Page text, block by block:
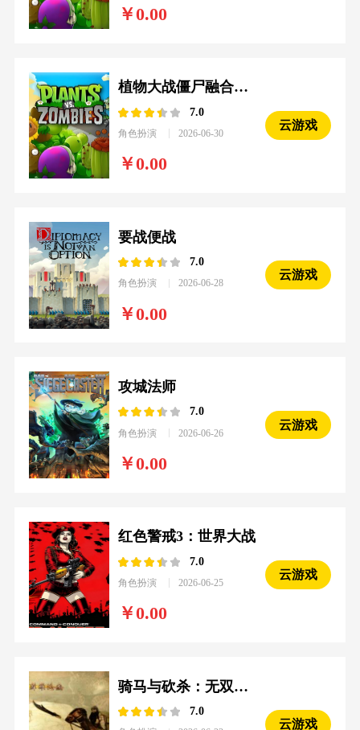
0.00
植物大战僵尸融合魔改版
7.0
角色扮演 2026-06-30
0.00
云游戏
要战便战
7.0
角色扮演 2026-06-28
0.00
云游戏
攻城法师
7.0
角色扮演 2026-06-26
0.00
云游戏
红色警戒3：世界大战
7.0
角色扮演 2026-06-25
0.00
云游戏
骑马与砍杀：无双三国
7.0
云游戏